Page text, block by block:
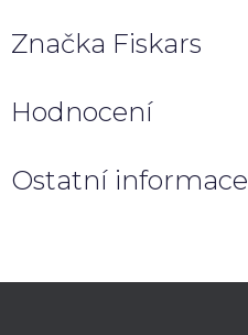
Značka Fiskars
Hodnocení
Ostatní informace